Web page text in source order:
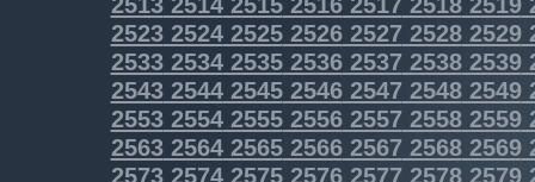
2523252425252526252725282529
2533253425352536253725382539
2543254425452546254725482549
2553255425552556255725582559
25632564256525662567 25682569
25732574257525762577 25782579